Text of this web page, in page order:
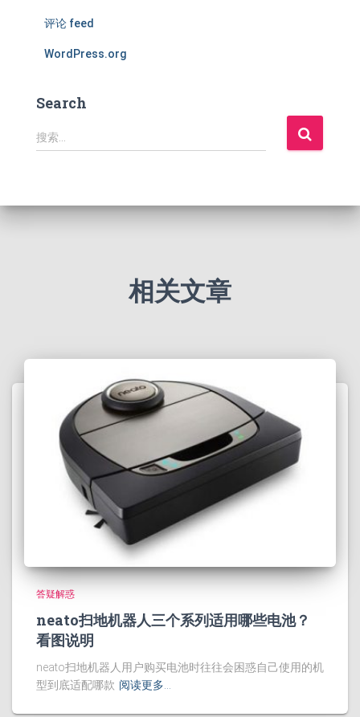
评论 feed
WordPress.org
Search
搜
索
搜索…
相关文章
答疑解惑
neato扫地机器人三个系列适用哪些电池？
看图说明
neato扫地机器人用户购买电池时往往会困惑自己使用的机
型到底适配哪款 阅读更多…